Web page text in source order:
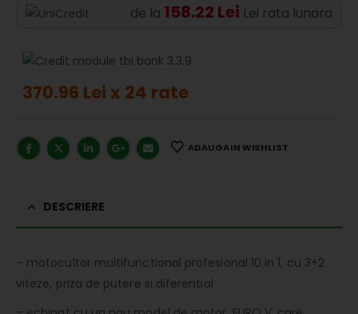
de la 158.22 Lei Lei rata lunara
370.96 Lei x 24 rate
ADAUGA IN WISHLIST
DESCRIERE
– motocultor multifunctional profesional 10 in 1, cu 3+2
viteze, priza de putere si diferential